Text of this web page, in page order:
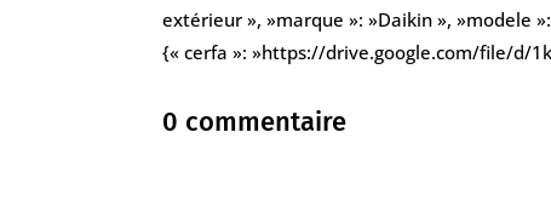
extérieur », »marque »: »Daikin », »modele »:
{« cerfa »: »https://drive.google.com/file/d/
0 commentaire